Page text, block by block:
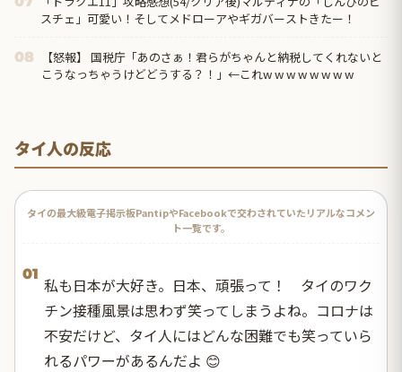
スチェ」可愛い！そしてメドローアやギガバーストきたー！
08
【怒報】 国税庁「あのさぁ！君らがちゃんと納税してくれないと
こうなっちゃうけどどうする？！」←これw w w w w w w w
タイ人の反応
タイの最大級電子掲示板PantipやFacebookで交わされていたリアルなコメン
ト一覧です。
01
私も日本が大好き。日本、頑張って！ タイのワク
チン接種風景は思わず笑ってしまうよね。コロナは
不安だけど、タイ人にはどんな困難でも笑っていら
れるパワーがあるんだよ 😊